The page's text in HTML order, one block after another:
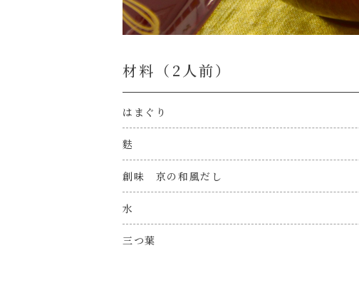
材料（2⼈前）
はまぐり
麩
創味 京の和風だし
水
三つ葉